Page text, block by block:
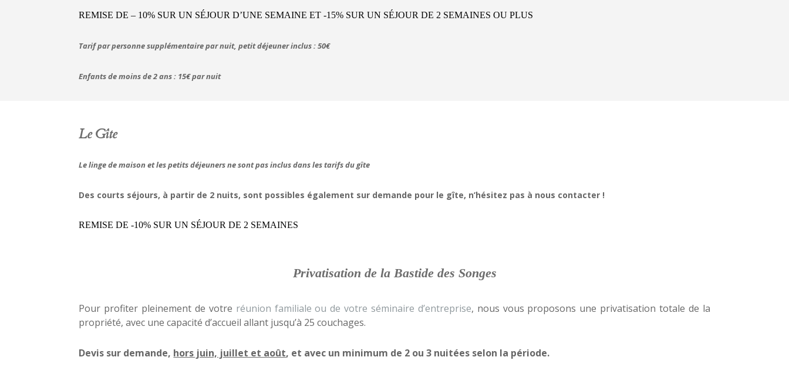
REMISE DE – 10% SUR UN SÉJOUR D’UNE SEMAINE ET -15% SUR UN SÉJOUR DE 2 SEMAINES OU PLUS
Tarif par personne supplémentaire par nuit, petit déjeuner inclus : 50€
Enfants de moins de 2 ans : 15€ par nuit
Le Gîte
Le linge de maison et les petits déjeuners ne sont pas inclus dans les tarifs du gîte
Des courts séjours, à partir de 2 nuits, sont possibles également sur demande pour le gîte, n’hésitez pas à nous contacter !
REMISE DE -10% SUR UN SÉJOUR DE 2 SEMAINES
Privatisation de la Bastide des Songes
Pour profiter pleinement de votre réunion familiale ou de votre séminaire d’entreprise, nous vous proposons une privatisation totale de la
propriété, avec une capacité d’accueil allant jusqu’à 25 couchages.
Devis sur demande, hors juin, juillet et août, et avec un minimum de 2 ou 3 nuitées selon la période.